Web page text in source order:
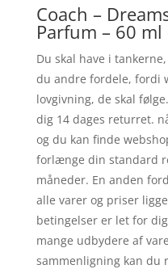
Coach –
Parfum – 60
Du skal have i
du andre fordele, fordi
lovgivning, de skal
dig 14 dages returret.
og du kan finde
forlænge din standard
måneder. En anden
alle varer og priser
betingelser er let for
mange udbydere af
sammenligning kan du